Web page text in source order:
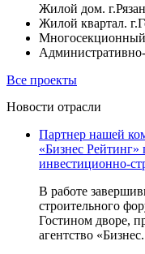
Жилой дом.
Жилой квартал.
Все проекты
Новости отрасли
Партнер нашей
«Бизнес
инвестиционно-
В работе
строительного
Гостином дворе,
агентство